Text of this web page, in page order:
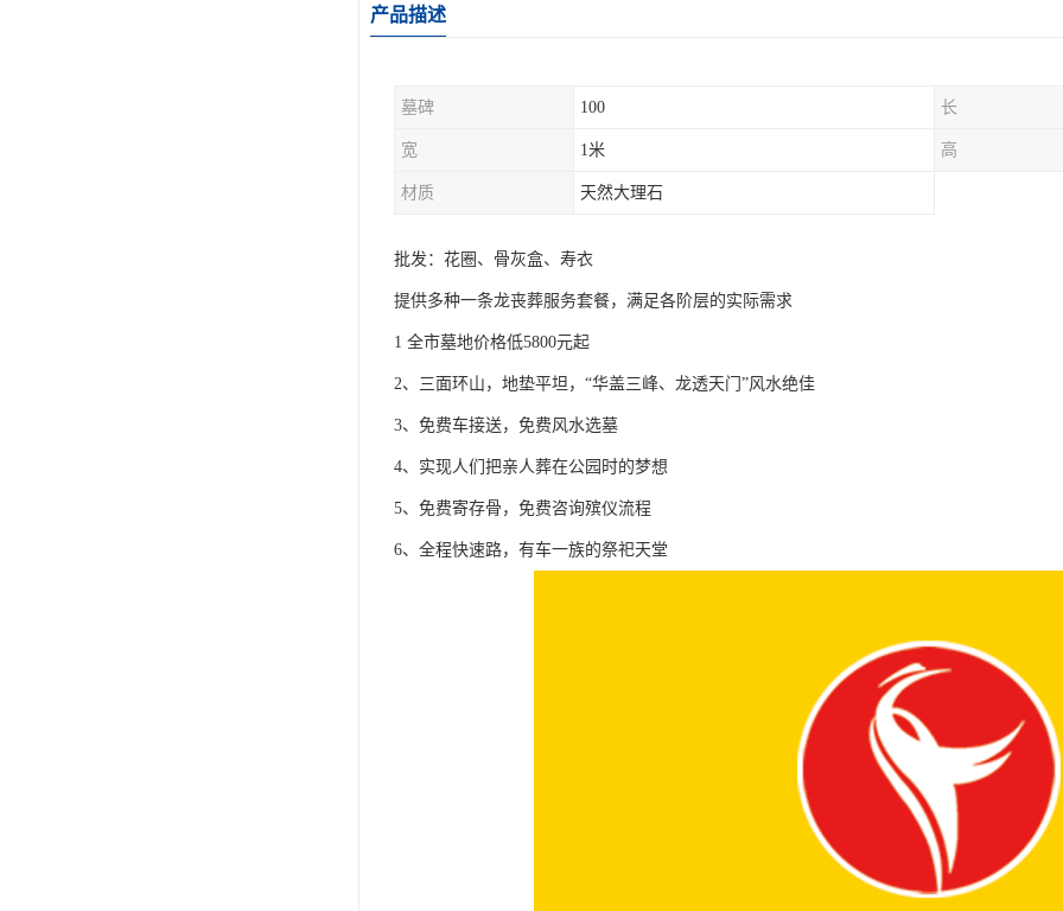
产品描述
墓碑 100 长
宽 1米 高
材质 天然大理石
批发：花圈、骨灰盒、寿衣
提供多种一条龙丧葬服务套餐，满足各阶层的实际需求
1 全市墓地价格低5800元起
2、三面环山，地垫平坦，“华盖三峰、龙透天门”风水绝佳
3、免费车接送，免费风水选墓
4、实现人们把亲人葬在公园时的梦想
5、免费寄存骨，免费咨询殡仪流程
6、全程快速路，有车一族的祭祀天堂